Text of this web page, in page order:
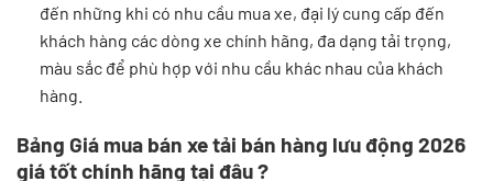
đến những khi có nhu cầu mua xe, đại lý cung cấp đến
khách hàng các dòng xe chính hãng, đa dạng tải trọng,
màu sắc để phù hợp với nhu cầu khác nhau của khách
hàng.
Bảng Giá mua bán xe tải bán hàng lưu động 2026
giá tốt chính hãng tại đâu ?